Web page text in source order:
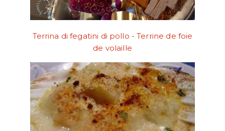
Terrina di fegatini di pollo - Terrine de foie
de volaille